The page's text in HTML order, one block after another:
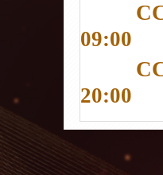
09:00
20:00